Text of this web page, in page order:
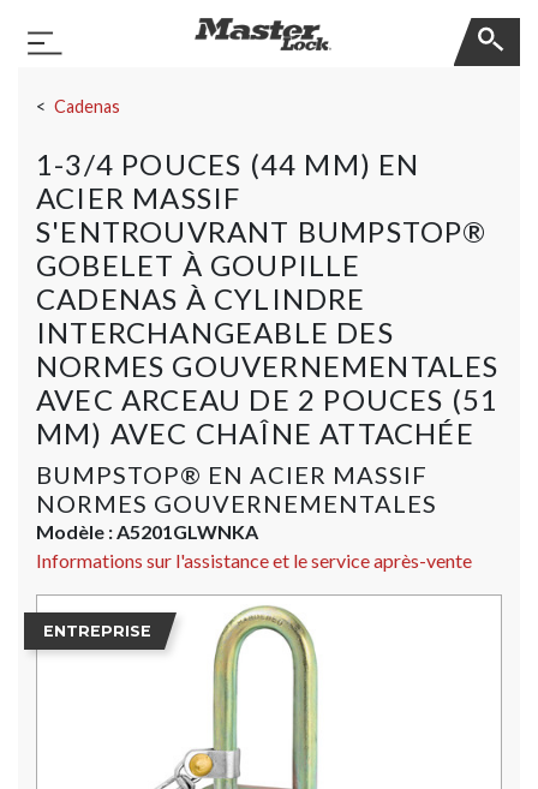
Basculer la navigation
Cadenas
1-3/4 POUCES (44 MM) EN
ACIER MASSIF
S'ENTROUVRANT BUMPSTOP®
GOBELET À GOUPILLE
CADENAS À CYLINDRE
INTERCHANGEABLE DES
NORMES GOUVERNEMENTALES
AVEC ARCEAU DE 2 POUCES (51
MM) AVEC CHAÎNE ATTACHÉE
BUMPSTOP® EN ACIER MASSIF
NORMES GOUVERNEMENTALES
Modèle :A5201GLWNKA
Informations sur l'assistance et le service après-vente
ENTREPRISE